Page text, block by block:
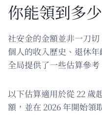
你能領到多
社安金的金額並非一刀
個人的收入歷史、退休
全局提供了一些估算參考
以下估算適用於從 22 歲
額，並在 2026 年開始領